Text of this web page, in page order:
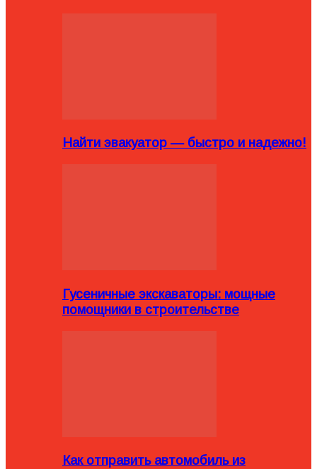
Найти эвакуатор — быстро и надежно!
Гусеничные экскаваторы: мощные
помощники в строительстве
Как отправить автомобиль из